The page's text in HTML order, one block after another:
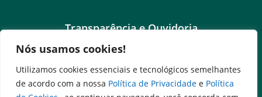
Nós usamos cookies!
Utilizamos cookies essenciais e tecnológicos semelhantes
de acordo com a nossa Política de Privacidade e Política
Transparência e Ouvidoria
LGPD
Goiás Transparência
Dados Abertos Goiás